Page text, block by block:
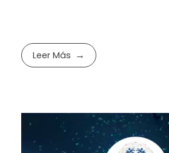
Leer Más